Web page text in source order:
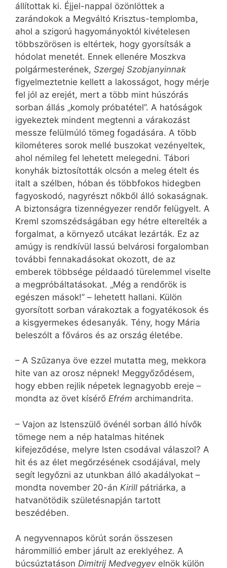
állítottak ki. Éjjel-nappal özönlöttek a
zarándokok a Megváltó Krisztus-templomba,
ahol a szigorú hagyományoktól kivételesen
többszörösen is eltértek, hogy gyorsítsák a
hódolat menetét. Ennek ellenére Moszkva
polgármesterének, Szergej Szobjanyinnak
figyelmeztetnie kellett a lakosságot, hogy mérje
fel jól az erejét, mert a több mint húszórás
sorban állás „komoly próbatétel”. A hatóságok
igyekeztek mindent megtenni a várakozást
messze felülmúló tömeg fogadására. A több
kilométeres sorok mellé buszokat vezényeltek,
ahol némileg fel lehetett melegedni. Tábori
konyhák biztosították olcsón a meleg ételt és
italt a szélben, hóban és többfokos hidegben
fagyoskodó, nagyrészt nőkből álló sokaságnak.
A biztonságra tizennégyezer rendőr felügyelt. A
Kreml szomszédságában egy hétre elterelték a
forgalmat, a környező utcákat lezárták. Ez az
amúgy is rendkívül lassú belvárosi forgalomban
további fennakadásokat okozott, de az
emberek többsége példaadó türelemmel viselte
a megpróbáltatásokat. „Még a rendőrök is
egészen mások!” – lehetett hallani. Külön
gyorsított sorban várakoztak a fogyatékosok és
a kisgyermekes édesanyák. Tény, hogy Mária
beleszólt a főváros és az ország életébe.
– A Szűzanya öve ezzel mutatta meg, mekkora
hite van az orosz népnek! Meggyőződésem,
hogy ebben rejlik népetek legnagyobb ereje –
mondta az övet kísérő Efrém archimandrita.
– Vajon az Istenszülő övénél sorban álló hívők
tömege nem a nép hatalmas hitének
kifejeződése, melyre Isten csodával válaszol? A
hit és az élet megőrzésének csodájával, mely
segít legyőzni az utunkban álló akadályokat –
mondta november 20-án Kirill pátriárka, a
hatvanötödik születésnapján tartott
beszédében.
A negyvennapos körút során összesen
hárommillió ember járult az ereklyéhez. A
búcsúztatáson Dimitrij Medvegyev elnök külön